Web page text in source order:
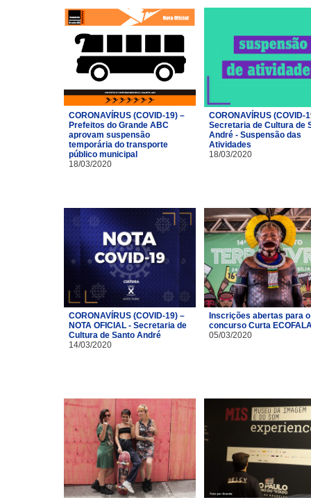
CORONAVÍRUS (COVID-19) –
Prefeitos do Grande ABC
aprovam suspensão
temporária do transporte
público municipal
18/03/2020
CORONAVÍRUS (COVID-
Secretaria de Cultura de
André - Suspensão das
Atividades
18/03/2020
CORONAVÍRUS (COVID-19) –
NOTA OFICIAL - Secretaria de
Cultura de Santo André
14/03/2020
Inscrições abertas para o
concurso Curta
05/03/2020